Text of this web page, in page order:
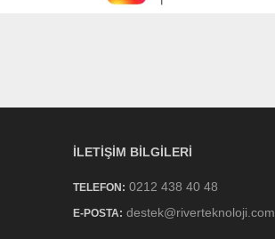
İLETIŞIM BILGILERI
TELEFON: 0212 438 40 48
E-POSTA: destek@riverteknoloji.com